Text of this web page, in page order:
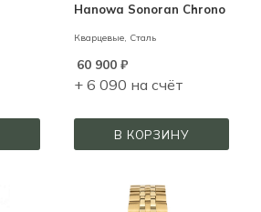
Hanowa Sonoran Chrono
Кварцевые, Сталь
60 900₽
+ 6 090 на счёт
В КОРЗИНУ